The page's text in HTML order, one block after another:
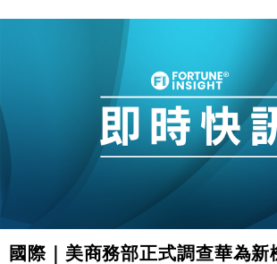
國際｜美商務部正式調查華為新